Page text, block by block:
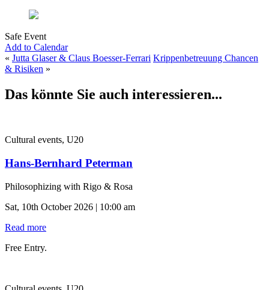
Safe Event
Add to Calendar
« Jutta Glaser & Claus Boesser-Ferrari Krippenbetreuung Chancen
& Risiken »
Das könnte Sie auch interessieren...
Cultural events, U20
Hans-Bernhard Peterman
Philosophizing with Rigo & Rosa
Sat, 10th October 2026 | 10:00 am
Read more
Free Entry.